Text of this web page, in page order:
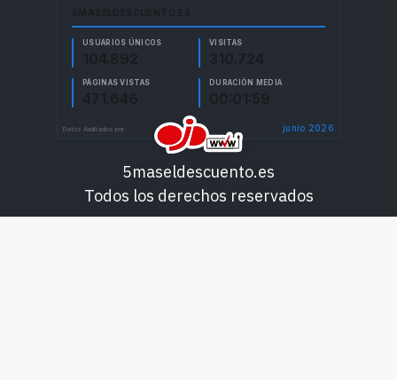
5maseldescuento.es
Todos los derechos reservados